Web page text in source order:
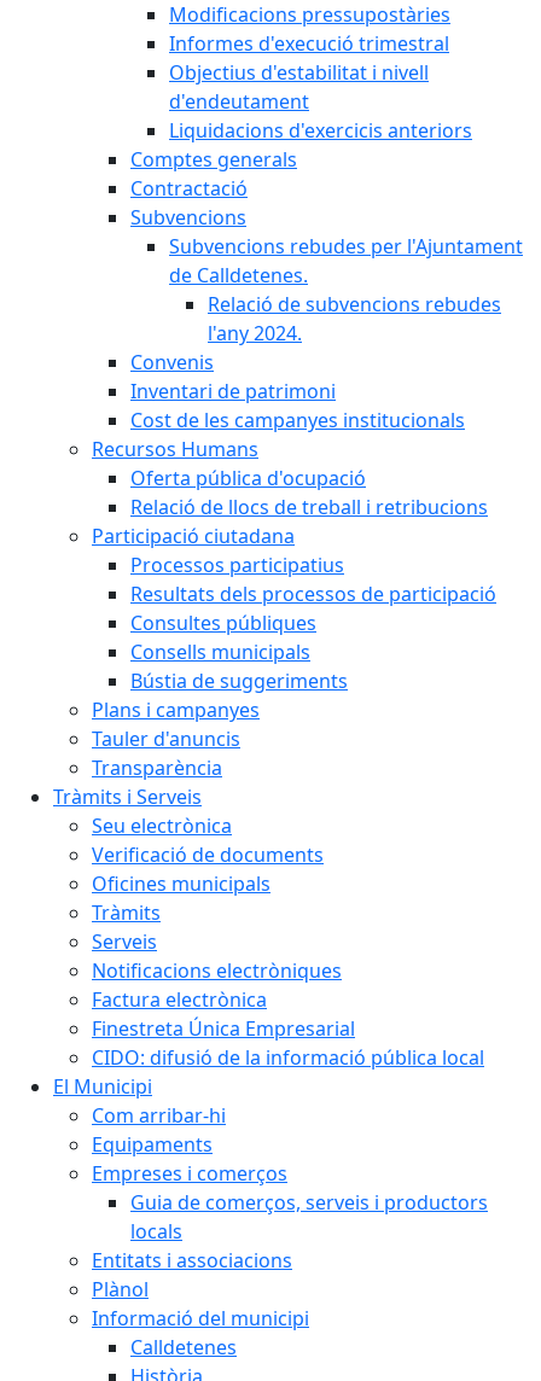
Modificacions pressupostàries
Informes d'execució trimestral
Objectius d'estabilitat i nivell
d'endeutament
Liquidacions d'exercicis anteriors
Comptes generals
Contractació
Subvencions
Subvencions rebudes per l'Ajuntament
de Calldetenes.
Relació de subvencions rebudes
l'any 2024.
Convenis
Inventari de patrimoni
Cost de les campanyes institucionals
Recursos Humans
Oferta pública d'ocupació
Relació de llocs de treball i retribucions
Participació ciutadana
Processos participatius
Resultats dels processos de participació
Consultes públiques
Consells municipals
Bústia de suggeriments
Plans i campanyes
Tauler d'anuncis
Transparència
Tràmits i Serveis
Seu electrònica
Verificació de documents
Oficines municipals
Tràmits
Serveis
Notificacions electròniques
Factura electrònica
Finestreta Única Empresarial
CIDO: difusió de la informació pública local
El Municipi
Com arribar-hi
Equipaments
Empreses i comerços
Guia de comerços, serveis i productors
locals
Entitats i associacions
Plànol
Informació del municipi
Calldetenes